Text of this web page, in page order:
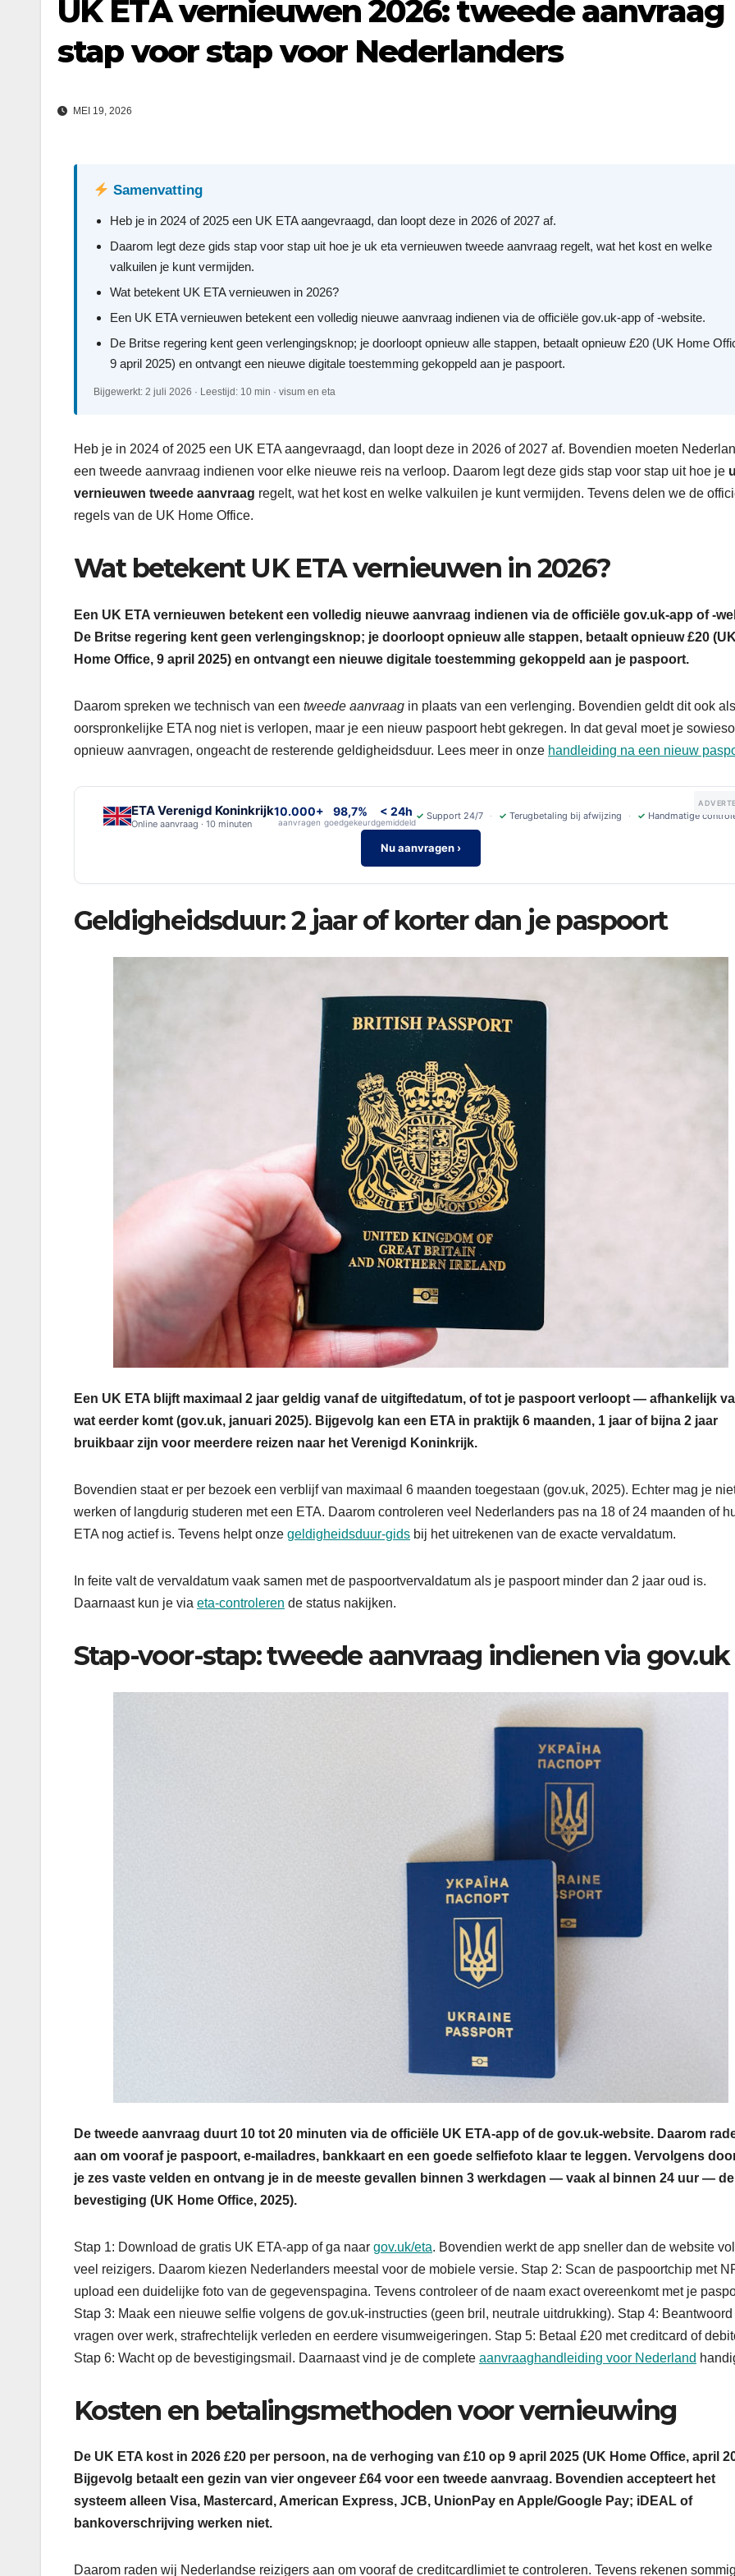
UK ETA vernieuwen 2026: tweede aanvraag
stap voor stap voor Nederlanders
MEI 19, 2026
Samenvatting
Heb je in 2024 of 2025 een UK ETA aangevraagd, dan loopt deze in 2026 of 2027 af.
Daarom legt deze gids stap voor stap uit hoe je uk eta vernieuwen tweede aanvraag regelt, wat het kost en welke
valkuilen je kunt vermijden.
Wat betekent UK ETA vernieuwen in 2026?
Een UK ETA vernieuwen betekent een volledig nieuwe aanvraag indienen via de officiële gov.uk-app of -website.
De Britse regering kent geen verlengingsknop; je doorloopt opnieuw alle stappen, betaalt opnieuw £20 (UK Home
9 april 2025) en ontvangt een nieuwe digitale toestemming gekoppeld aan je paspoort.
Bijgewerkt: 2 juli 2026 · Leestijd: 10 min · visum en eta
Heb je in 2024 of 2025 een UK ETA aangevraagd, dan loopt deze in 2026 of 2027 af. Bovendien moeten
een tweede aanvraag indienen voor elke nieuwe reis na verloop. Daarom legt deze gids stap voor stap uit hoe je
vernieuwen tweede aanvraag regelt, wat het kost en welke valkuilen je kunt vermijden. Tevens delen we de
regels van de UK Home Office.
Wat betekent UK ETA vernieuwen in 2026?
Een UK ETA vernieuwen betekent een volledig nieuwe aanvraag indienen via de officiële gov.uk-app of -
De Britse regering kent geen verlengingsknop; je doorloopt opnieuw alle stappen, betaalt opnieuw £20
Home Office, 9 april 2025) en ontvangt een nieuwe digitale toestemming gekoppeld aan je paspoort.
Daarom spreken we technisch van een tweede aanvraag in plaats van een verlenging. Bovendien geldt dit ook
oorspronkelijke ETA nog niet is verlopen, maar je een nieuw paspoort hebt gekregen. In dat geval moet je sowieso
opnieuw aanvragen, ongeacht de resterende geldigheidsduur. Lees meer in onze handleiding na een nieuw
ETA Verenigd Koninkrijk
Online aanvraag · 10 minuten
10.000+
aanvragen
98,7%
goedgekeurd
< 24h
gemiddeld
✓ Support 24/7 ✓ Terugbetaling bij afwijzing ✓ Handmatige
Nu aanvragen ›
Geldigheidsduur: 2 jaar of korter dan je paspoort
Een UK ETA blijft maximaal 2 jaar geldig vanaf de uitgiftedatum, of tot je paspoort verloopt — afhankelijk
wat eerder komt (gov.uk, januari 2025). Bijgevolg kan een ETA in praktijk 6 maanden, 1 jaar of bijna 2 jaar
bruikbaar zijn voor meerdere reizen naar het Verenigd Koninkrijk.
Bovendien staat er per bezoek een verblijf van maximaal 6 maanden toegestaan (gov.uk, 2025). Echter mag je
werken of langdurig studeren met een ETA. Daarom controleren veel Nederlanders pas na 18 of 24 maanden of
ETA nog actief is. Tevens helpt onze geldigheidsduur-gids bij het uitrekenen van de exacte vervaldatum.
In feite valt de vervaldatum vaak samen met de paspoortvervaldatum als je paspoort minder dan 2 jaar oud is.
Daarnaast kun je via eta-controleren de status nakijken.
Stap-voor-stap: tweede aanvraag indienen via gov.uk
De tweede aanvraag duurt 10 tot 20 minuten via de officiële UK ETA-app of de gov.uk-website. Daarom
aan om vooraf je paspoort, e-mailadres, bankkaart en een goede selfiefoto klaar te leggen. Vervolgens
je zes vaste velden en ontvang je in de meeste gevallen binnen 3 werkdagen — vaak al binnen 24 uur — de
bevestiging (UK Home Office, 2025).
Stap 1: Download de gratis UK ETA-app of ga naar gov.uk/eta. Bovendien werkt de app sneller dan de website
veel reizigers. Daarom kiezen Nederlanders meestal voor de mobiele versie. Stap 2: Scan de paspoortchip met
upload een duidelijke foto van de gegevenspagina. Tevens controleer of de naam exact overeenkomt met je
Stap 3: Maak een nieuwe selfie volgens de gov.uk-instructies (geen bril, neutrale uitdrukking). Stap 4: Beantwoord
vragen over werk, strafrechtelijk verleden en eerdere visumweigeringen. Stap 5: Betaal £20 met creditcard of
Stap 6: Wacht op de bevestigingsmail. Daarnaast vind je de complete aanvraaghandleiding voor Nederland
Kosten en betalingsmethoden voor vernieuwing
De UK ETA kost in 2026 £20 per persoon, na de verhoging van £10 op 9 april 2025 (UK Home Office, april
Bijgevolg betaalt een gezin van vier ongeveer £64 voor een tweede aanvraag. Bovendien accepteert het
systeem alleen Visa, Mastercard, American Express, JCB, UnionPay en Apple/Google Pay; iDEAL of
bankoverschrijving werken niet.
Daarom raden wij Nederlandse reizigers aan om vooraf de creditcardlimiet te controleren. Tevens rekenen